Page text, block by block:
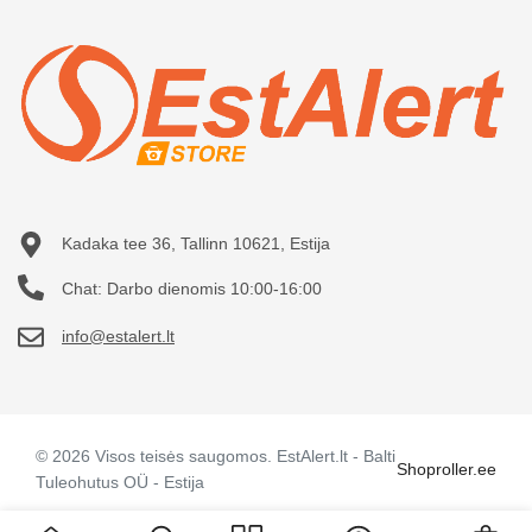
Svetainės žemėlapis
Užsakymų istorija
Įsigytos prekės
Kadaka tee 36, Tallinn 10621, Estija
Chat: Darbo dienomis 10:00-16:00
info@estalert.lt
© 2026 Visos teisės saugomos. EstAlert.lt - Balti
Tuleohutus OÜ - Estija
Shoproller.ee